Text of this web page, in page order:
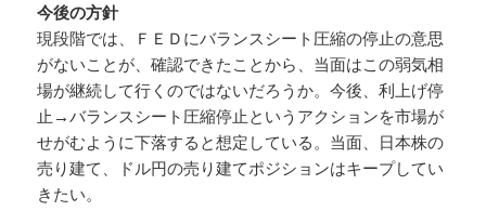
今後の方針
現段階では、ＦＥＤにバランスシート圧縮の停止の意思
がないことが、確認できたことから、当面はこの弱気相
場が継続して行くのではないだろうか。今後、利上げ停
止→バランスシート圧縮停止というアクションを市場が
せがむように下落すると想定している。当面、日本株の
売り建て、ドル円の売り建てポジションはキープしてい
きたい。